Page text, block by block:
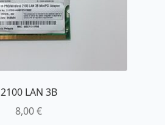
2100 LAN 3B
8,00€